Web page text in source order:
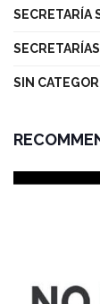
SECRETARÍA
SECRETARÍAS
SIN